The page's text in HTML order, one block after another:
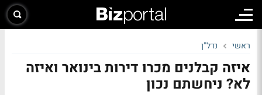
ראשי נדל"ן
איזה קבלנים מכרו דירות בינואר ואיזה
לא? ניחשתם נכון